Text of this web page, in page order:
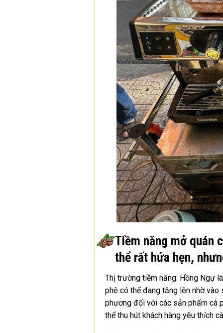
Tiềm năng mở quán
thể rất hứa hẹn,
Thị trường tiềm năng: Hồng Ngự
phê có thể đang tăng lên nhờ
phương đối với các sản phẩm cà
thể thu hút khách hàng yêu thích